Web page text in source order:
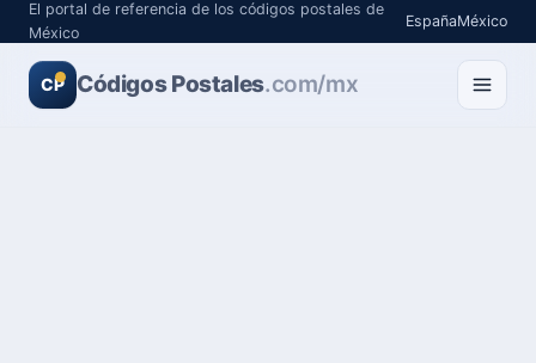
El portal de referencia de los códigos postales de
México
EspañaMéxico
CP Códigos Postales.com/mx